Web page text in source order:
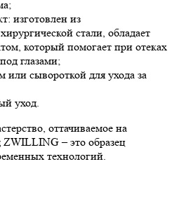
изготовлен из
стали, обладает
который помогает при отеках
глазами;
или сывороткой для ухода за
уход.
оттачиваемое на
ZWILLING – это образец
технологий.